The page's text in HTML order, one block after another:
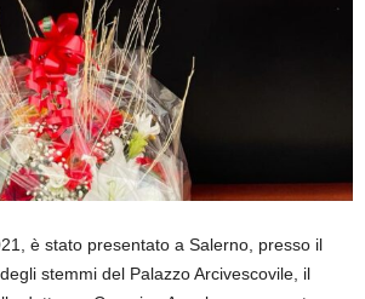
è stato presentato a Salerno, presso il
stemmi del Palazzo Arcivescovile, il